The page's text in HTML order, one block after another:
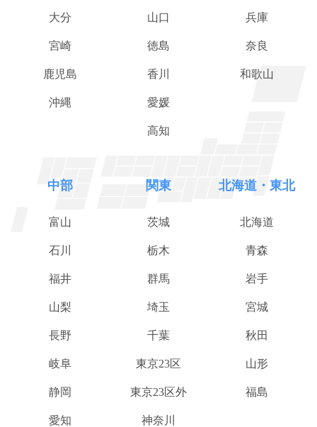
大分
宮崎
鹿児島
沖縄
山口
徳島
香川
愛媛
高知
兵庫
奈良
和歌山
中部
富山
石川
福井
山梨
長野
岐阜
静岡
愛知
関東
茨城
栃木
群馬
埼玉
千葉
東京23区
東京23区外
神奈川
北海道・東北
北海道
青森
岩手
宮城
秋田
山形
福島